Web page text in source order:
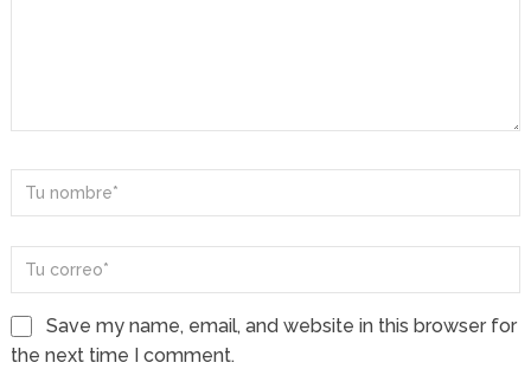
Save my name, email, and website in this browser for
the next time I comment.